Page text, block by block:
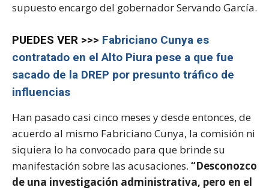
supuesto encargo del gobernador Servando García.
PUEDES VER >>> Fabriciano Cunya es
contratado en el Alto Piura pese a que fue
sacado de la DREP por presunto tráfico de
influencias
Han pasado casi cinco meses y desde entonces, de
acuerdo al mismo Fabriciano Cunya, la comisión ni
siquiera lo ha convocado para que brinde su
manifestación sobre las acusaciones. “Desconozco
de una investigación administrativa, pero en el